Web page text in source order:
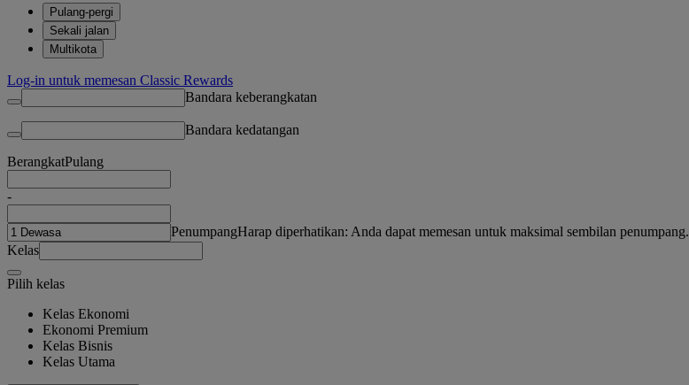
Pulang-pergi
Sekali jalan
Multikota
Log-in untuk memesan Classic Rewards
Bandara keberangkatan
Bandara kedatangan
BerangkatPulang
-
PenumpangHarap diperhatikan: Anda dapat memesan untuk maksimal sembilan penumpang.
Kelas
Pilih kelas
Kelas Ekonomi
Ekonomi Premium
Kelas Bisnis
Kelas Utama